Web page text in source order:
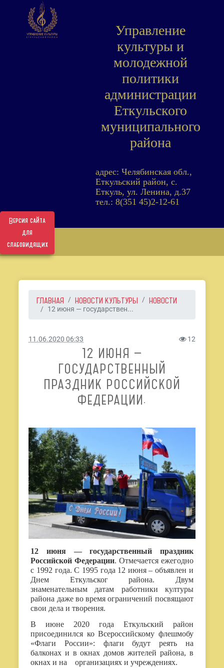
Версия сайта
для
слабовидящих
Управление
культуры и
молодежной
политики
администрации
Еткульского
муниципального
района
адрес: Челябинская обл.,
Еткульский район, с.
Еткуль, ул. Ленина, д.37
тел.: 8(351 45)2-12-61
ГЛАВНАЯ НОВОСТИ КУЛЬТУРЫ НОВОСТИ
12 июня — государствен...
11.06.2020 06:33 12
12 ИЮНЯ —
ГОСУДАРСТВЕННЫЙ
ПРАЗДНИК РОССИЙСКОЙ
ФЕДЕРАЦИИ.
12 июня — государственный праздник
Российской Федерации. Отмечается ежегодно
с 1992 года. С 1995 года 12 июня – объявлен и
Днем Еткульског района. Двум
знаменательным датам работники културы
района даже во время ограничений посвящают
свои дела и творения.
В июне 2020 года Еткульский район
присоединился ко Всероссийскому флешмобу
«Флаги России»: флаги будут реять на
балконах и в окнах домов жителей района, в
окнах и на организациях и учреждениях.